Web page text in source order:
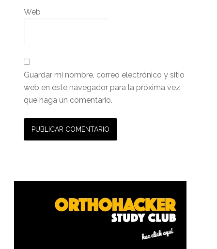
Web
Guardar mi nombre, correo electrónico y sitio
web en este navegador para la próxima vez
que haga un comentario.
Barra
primaria